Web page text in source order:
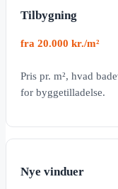
Tilbygning
fra 20.000 kr./m²
Pris pr. m², hvad
for byggetilladelse.
Nye vinduer